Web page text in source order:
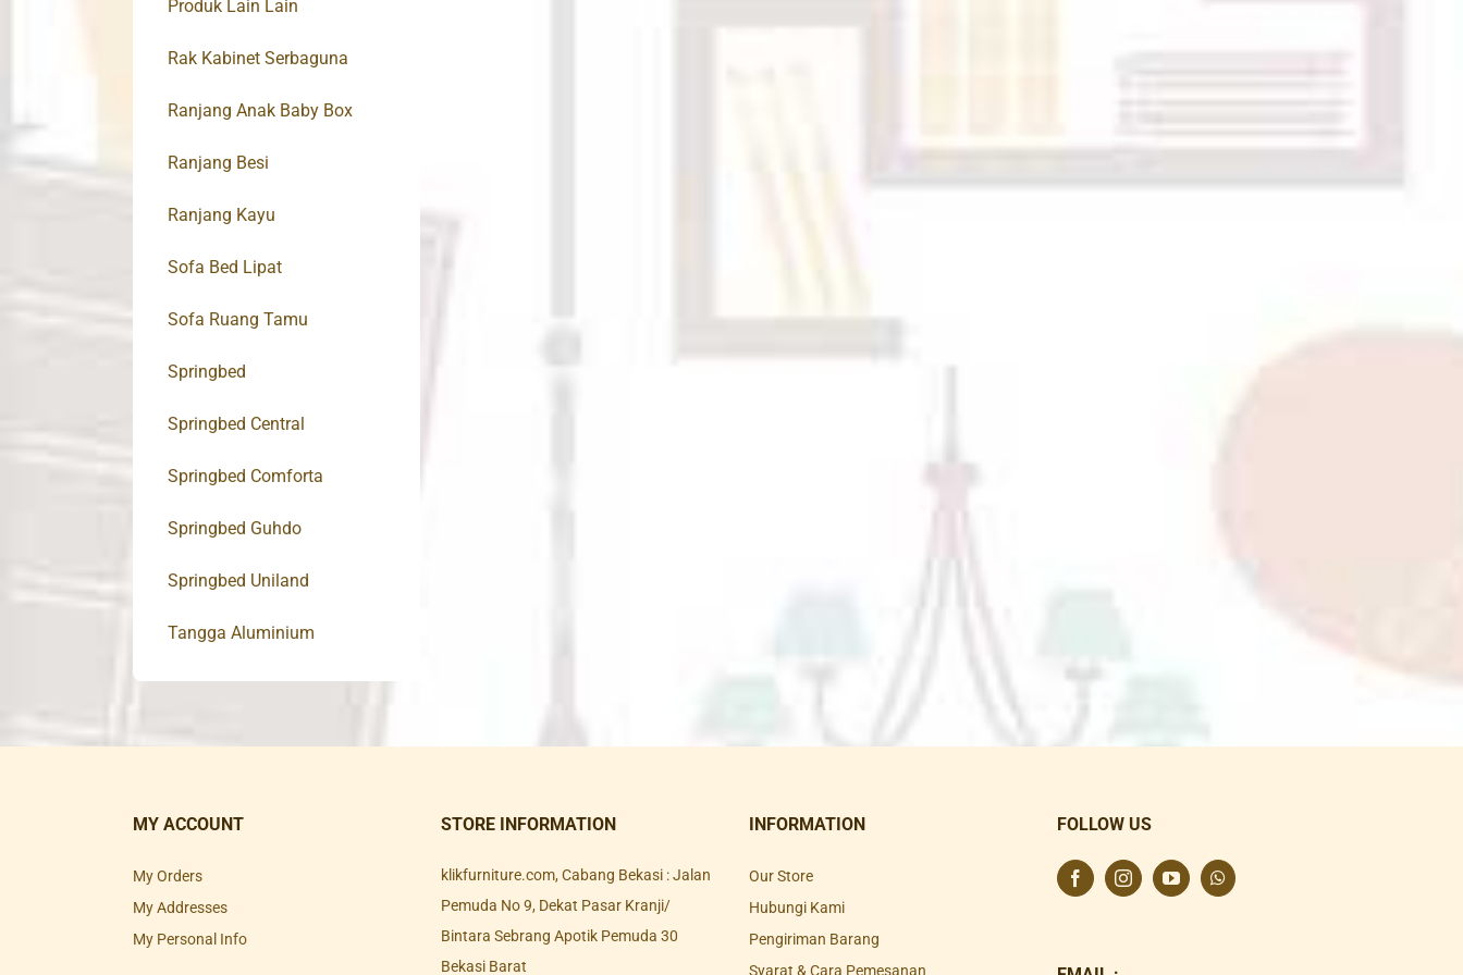
Produk Lain Lain
Rak Kabinet Serbaguna
Ranjang Anak Baby Box
Ranjang Besi
Ranjang Kayu
Sofa Bed Lipat
Sofa Ruang Tamu
Springbed
Springbed Central
Springbed Comforta
Springbed Guhdo
Springbed Uniland
Tangga Aluminium
MY ACCOUNT
My Orders
My Addresses
My Personal Info
STORE INFORMATION
klikfurniture.com, Cabang Bekasi : Jalan
Pemuda No 9, Dekat Pasar Kranji/
Bintara Sebrang Apotik Pemuda 30
Bekasi Barat
INFORMATION
Our Store
Hubungi Kami
Pengiriman Barang
Syarat & Cara Pemesanan
FOLLOW US